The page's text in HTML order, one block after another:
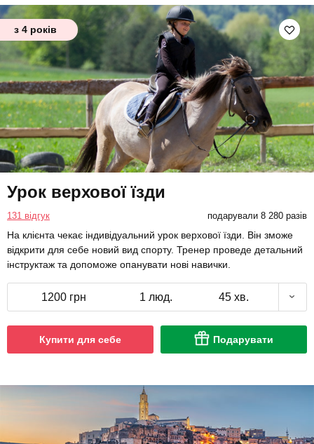
з 4 років
Урок верхової їзди
131 відгук подарували 8 280 разів
На клієнта чекає індивідуальний урок верхової їзди. Він зможе
відкрити для себе новий вид спорту. Тренер проведе детальний
інструктаж та допоможе опанувати нові навички.
1200 грн 1 люд. 45 хв.
Купити для себе Подарувати